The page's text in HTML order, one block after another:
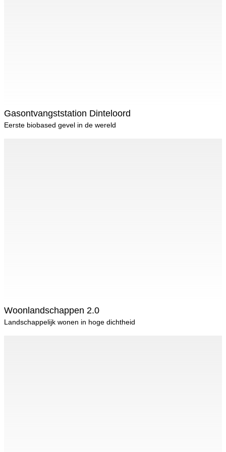
Gasontvangststation Dinteloord
Eerste biobased gevel in de wereld
Woonlandschappen 2.0
Landschappelijk wonen in hoge dichtheid